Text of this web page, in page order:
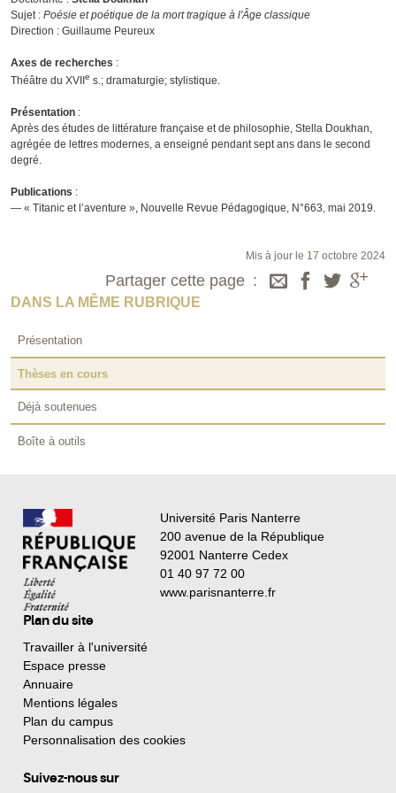
Sujet : Poésie et poétique de la mort tragique à l'Âge classique
Direction : Guillaume Peureux
Axes de recherches :
Théâtre du XVII e s.; dramaturgie; stylistique.
Présentation :
Après des études de littérature française et de philosophie, Stella Doukhan,
agrégée de lettres modernes, a enseigné pendant sept ans dans le second
degré.
Publications :
— « Titanic et l’aventure », Nouvelle Revue Pédagogique, N°663, mai 2019.
Mis à jour le 17 octobre 2024
Partager cette page
DANS LA MÊME RUBRIQUE
Présentation
Thèses en cours
Déjà soutenues
Boîte à outils
Université Paris Nanterre
200 avenue de la République
92001 Nanterre Cedex
01 40 97 72 00
www.parisnanterre.fr
Plan du site
Travailler à l'université
Espace presse
Annuaire
Mentions légales
Plan du campus
Personnalisation des cookies
Suivez-nous sur